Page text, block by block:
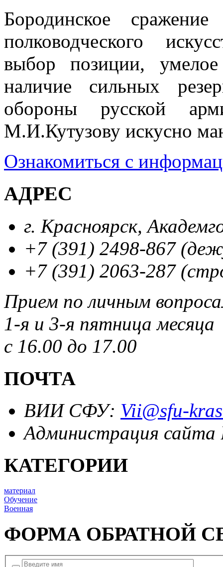
Бородинское
полководческого
выбор позиции,
наличие сильных
обороны русской
М.И.Кутузову искусно
Ознакомиться с
АДРЕС
г. Красноярск,
+7 (391) 2498-867
+7 (391) 2063-287
Прием по личным
1-я и 3-я пятница месяца
с 16.00 до 17.00
ПОЧТА
ВИИ СФУ: Vii@sfu-
Администрация
КАТЕГОРИИ
материал
Обучение
Военная
ФОРМА ОБРАТНОЙ